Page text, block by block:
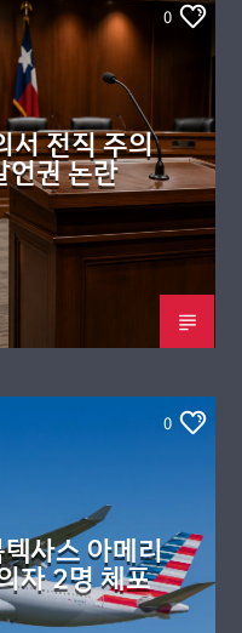
0
서 전직 주의
권 논란
0
사스 아메리
자 2명 체포